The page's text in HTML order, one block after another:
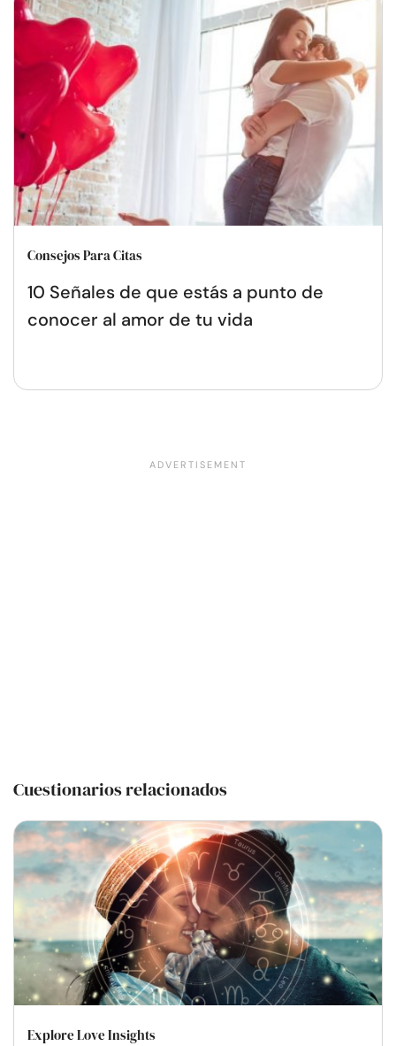
Consejos Para Citas
10 Señales de que estás a punto de
conocer al amor de tu vida
Cuestionarios relacionados
Explore Love Insights